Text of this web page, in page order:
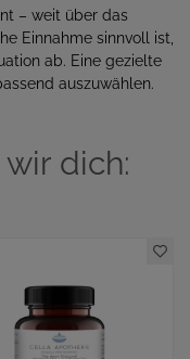
– weit über das
Einnahme sinnvoll ist,
ab. Eine gezielte
auszuwählen.
dich: